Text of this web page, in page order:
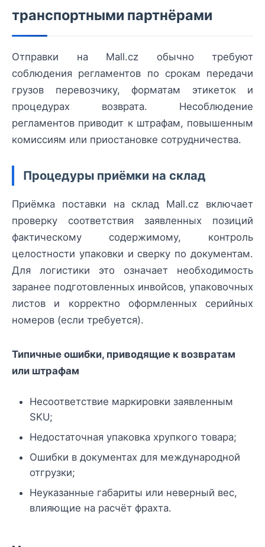
транспортными партнёрами
Отправки на Mall.cz обычно требуют
соблюдения регламентов по срокам передачи
грузов перевозчику, форматам этикеток и
процедурах возврата. Несоблюдение
регламентов приводит к штрафам, повышенным
комиссиям или приостановке сотрудничества.
Процедуры приёмки на склад
Приёмка поставки на склад Mall.cz включает
проверку соответствия заявленных позиций
фактическому содержимому, контроль
целостности упаковки и сверку по документам.
Для логистики это означает необходимость
заранее подготовленных инвойсов, упаковочных
листов и корректно оформленных серийных
номеров (если требуется).
Типичные ошибки, приводящие к возвратам
или штрафам
Несоответствие маркировки заявленным
SKU;
Недостаточная упаковка хрупкого товара;
Ошибки в документах для международной
отгрузки;
Неуказанные габариты или неверный вес,
влияющие на расчёт фрахта.